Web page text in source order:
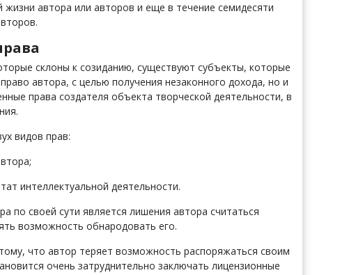
автора или авторов и еще в течение семидесяти
склоны к созиданию, существуют субъекты, которые
автора, с целью получения незаконного дохода, но и
права создателя объекта творческой деятельности, в
видов прав:
интеллектуальной деятельности.
по своей сути является лишения автора считаться
возможность обнародовать его.
что автор теряет возможность распоряжаться своим
очень затруднительно заключать лицензионные